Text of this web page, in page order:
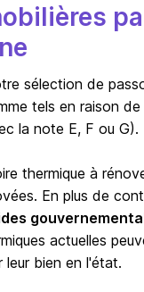
sélection de
tels en raison de
la note E, F ou G).
thermique à
En plus de
actuelles
leur bien en l'état.